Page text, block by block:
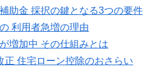
助金 採択の鍵となる3つの要件
利用者急増の理由
増加中 その仕組みとは
正 住宅ローン控除のおさらい